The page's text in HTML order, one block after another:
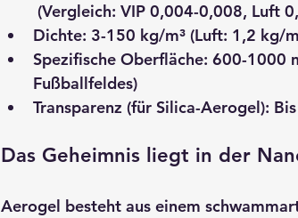
(Vergleich: VIP 0,004-0,008, Luft
Dichte: 3-150 kg/m³ (Luft: 1,2 kg/
Spezifische Oberfläche: 600-1000
Fußballfeldes)
Transparenz (für Silica-Aerogel):
Das Geheimnis liegt in der
Aerogel besteht aus einem